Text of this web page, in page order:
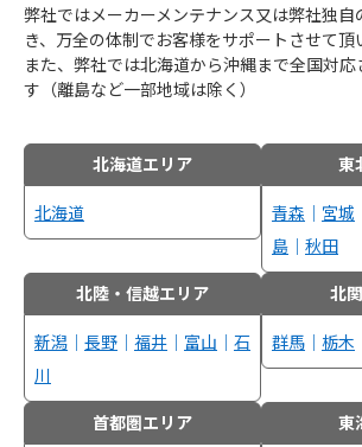
弊社ではメーカーメンテナンス又は弊社独自
き、万全の体制でお客様をサポートさせて頂
また、弊社では北海道から沖縄まで全国対
す（離島など一部地域は除く）
北海道エリア
北海道
東
青森 ｜ 宮城
島 ｜ 秋田
北陸・信越エリア
新潟 ｜ 長野 ｜ 福井 ｜ 富山 ｜ 石
川
北
群馬 ｜ 栃木
首都圏エリア 東